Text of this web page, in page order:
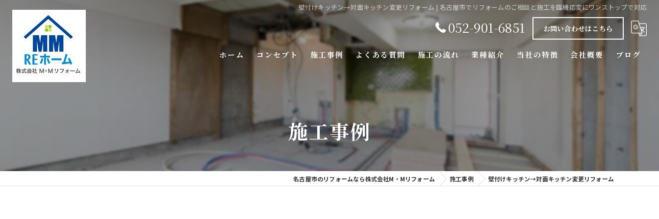
壁付けキッチン→対面キッチン変更リフォーム | 名古屋市でリフォームのご相談と施工を臨機応変にワンストップで対応
052-901-6851 お問い合わせはこちら
ホーム コンセプト 施工事例 よくある質問 施工の流れ 業種紹介 当社の特徴
内装
外壁塗装
会社概要 ブログ
施工事例
名古屋市のリフォームなら株式会社M・Mリフォーム 施工事例 壁付けキッチン→対面キッチン変更リフォーム